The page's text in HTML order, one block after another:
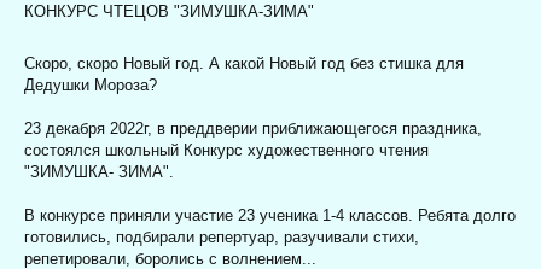
КОНКУРС ЧТЕЦОВ "ЗИМУШКА-ЗИМА"
Скоро, скоро Новый год. А какой Новый год без стишка для
Дедушки Мороза?
23 декабря 2022г, в преддверии приближающегося праздника,
состоялся школьный Конкурс художественного чтения
"ЗИМУШКА- ЗИМА".
В конкурсе приняли участие 23 ученика 1-4 классов. Ребята долго
готовились, подбирали репертуар, разучивали стихи,
репетировали, боролись с волнением...